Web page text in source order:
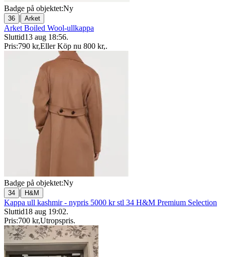
Badge på objektet:Ny
36 | Arket
Arket Boiled Wool-ullkappa
Sluttid13 aug 18:56.
Pris:790 kr,Eller Köp nu 800 kr,.
Badge på objektet:Ny
34 | H&M
Kappa ull kashmir - nypris 5000 kr stl 34 H&M Premium Selection
Sluttid18 aug 19:02.
Pris:700 kr,Utropspris.